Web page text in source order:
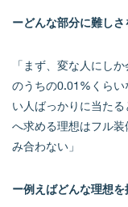
ーどんな部分に難しさ
「まず、変な人にし
のうちの0.01%くら
い人ばっかりに当た
へ求める理想はフル
み合わない」
ー例えばどんな理想